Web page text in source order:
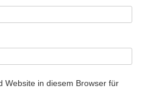
Website in diesem Browser für